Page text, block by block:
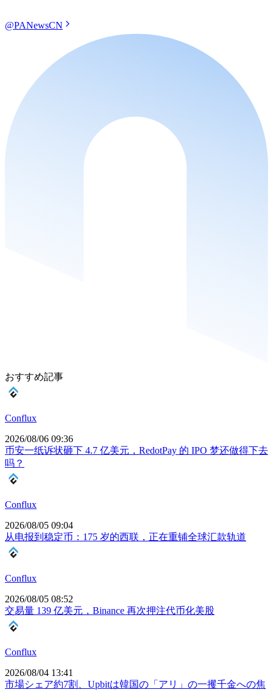
@PANewsCN
おすすめ記事
Conflux
2026/08/06 09:36
币安一纸诉状砸下 4.7 亿美元，RedotPay 的 IPO 梦还做得下去
吗？
Conflux
2026/08/05 09:04
从电报到稳定币：175 岁的西联，正在重铺全球汇款轨道
Conflux
2026/08/05 08:52
交易量 139 亿美元，Binance 再次押注代币化美股
Conflux
2026/08/04 13:41
市場シェア約7割、Upbitは韓国の「アリ」の一攫千金への焦